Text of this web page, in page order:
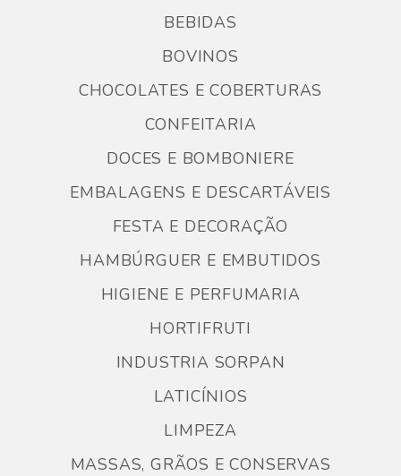
BEBIDAS
BOVINOS
CHOCOLATES E COBERTURAS
CONFEITARIA
DOCES E BOMBONIERE
EMBALAGENS E DESCARTÁVEIS
FESTA E DECORAÇÃO
HAMBÚRGUER E EMBUTIDOS
HIGIENE E PERFUMARIA
HORTIFRUTI
INDUSTRIA SORPAN
LATICÍNIOS
LIMPEZA
MASSAS, GRÃOS E CONSERVAS